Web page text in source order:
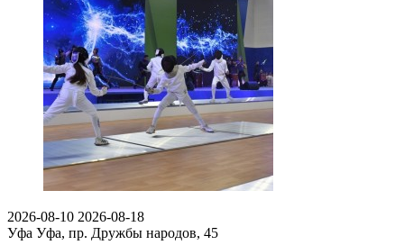
2026-08-10 2026-08-18
Уфа Уфа, пр. Дружбы народов, 45